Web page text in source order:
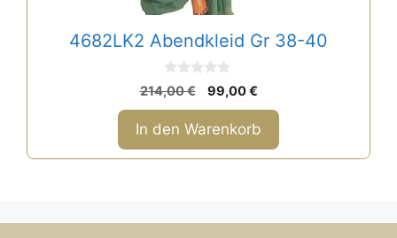
4682LK2 Abendkleid Gr 38-40
0
v
o
n
5
214,00€
Ursprünglicher
Preis
war:
214,00 €
99,00€Aktueller
Preis
ist:
99,00 €.
In den Warenkorb